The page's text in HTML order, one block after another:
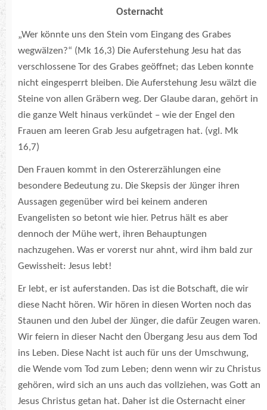
Osternacht
„Wer könnte uns den Stein vom Eingang des Grabes
wegwälzen?“ (Mk 16,3) Die Auferstehung Jesu hat das
verschlossene Tor des Grabes geöffnet; das Leben konnte
nicht eingesperrt bleiben. Die Auferstehung Jesu wälzt die
Steine von allen Gräbern weg. Der Glaube daran, gehört in
die ganze Welt hinaus verkündet – wie der Engel den
Frauen am leeren Grab Jesu aufgetragen hat. (vgl. Mk
16,7)
Den Frauen kommt in den Ostererzählungen eine
besondere Bedeutung zu. Die Skepsis der Jünger ihren
Aussagen gegenüber wird bei keinem anderen
Evangelisten so betont wie hier. Petrus hält es aber
dennoch der Mühe wert, ihren Behauptungen
nachzugehen. Was er vorerst nur ahnt, wird ihm bald zur
Gewissheit: Jesus lebt!
Er lebt, er ist auferstanden. Das ist die Botschaft, die wir
diese Nacht hören. Wir hören in diesen Worten noch das
Staunen und den Jubel der Jünger, die dafür Zeugen waren.
Wir feiern in dieser Nacht den Übergang Jesu aus dem Tod
ins Leben. Diese Nacht ist auch für uns der Umschwung,
die Wende vom Tod zum Leben; denn wenn wir zu Christus
gehören, wird sich an uns auch das vollziehen, was Gott an
Jesus Christus getan hat. Daher ist die Osternacht einer